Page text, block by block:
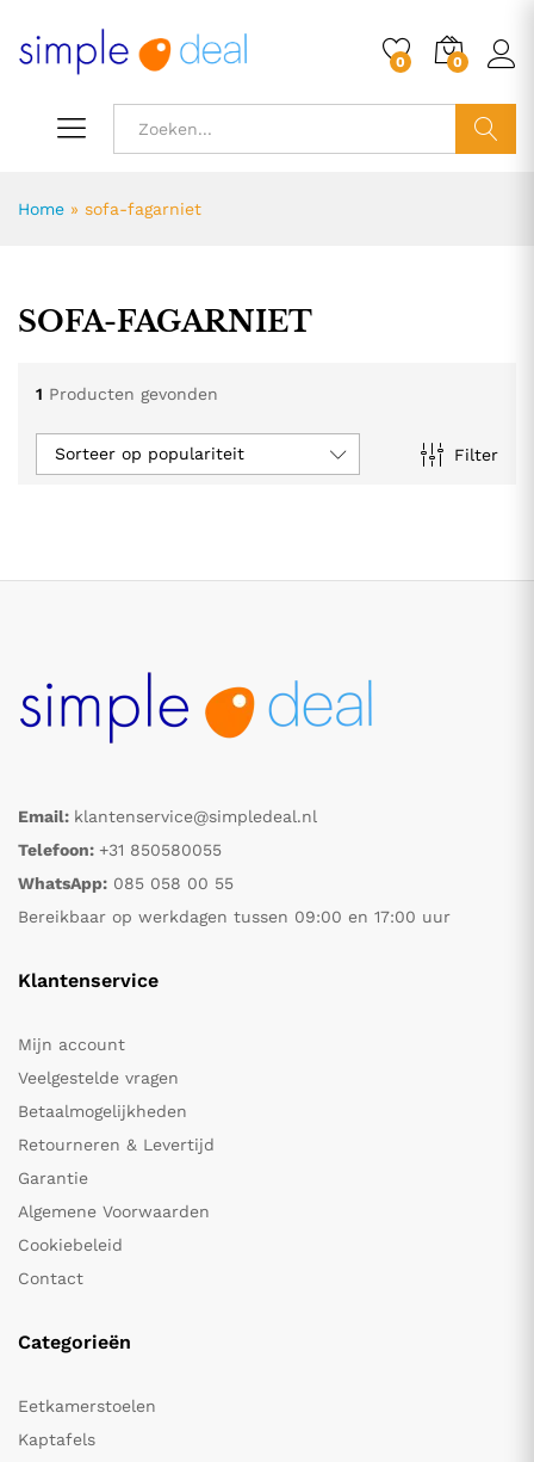
0 0
Home » sofa-fagarniet
SOFA-FAGARNIET
1 Producten gevonden
Filter
Sorteer op populariteit
Email: klantenservice@simpledeal.nl
Telefoon: +31 850580055
WhatsApp: 085 058 00 55
Bereikbaar op werkdagen tussen 09:00 en 17:00 uur
Klantenservice
Mijn account
Veelgestelde vragen
Betaalmogelijkheden
Retourneren & Levertijd
Garantie
Algemene Voorwaarden
Cookiebeleid
Contact
Categorieën
Eetkamerstoelen
Kaptafels